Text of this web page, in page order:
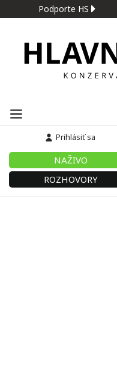
Podporte HS
Prihlásiť sa
NAŽIVO
ROZHOVORY